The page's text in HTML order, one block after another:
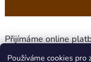
Používáme cookies pro
Přijímáme online